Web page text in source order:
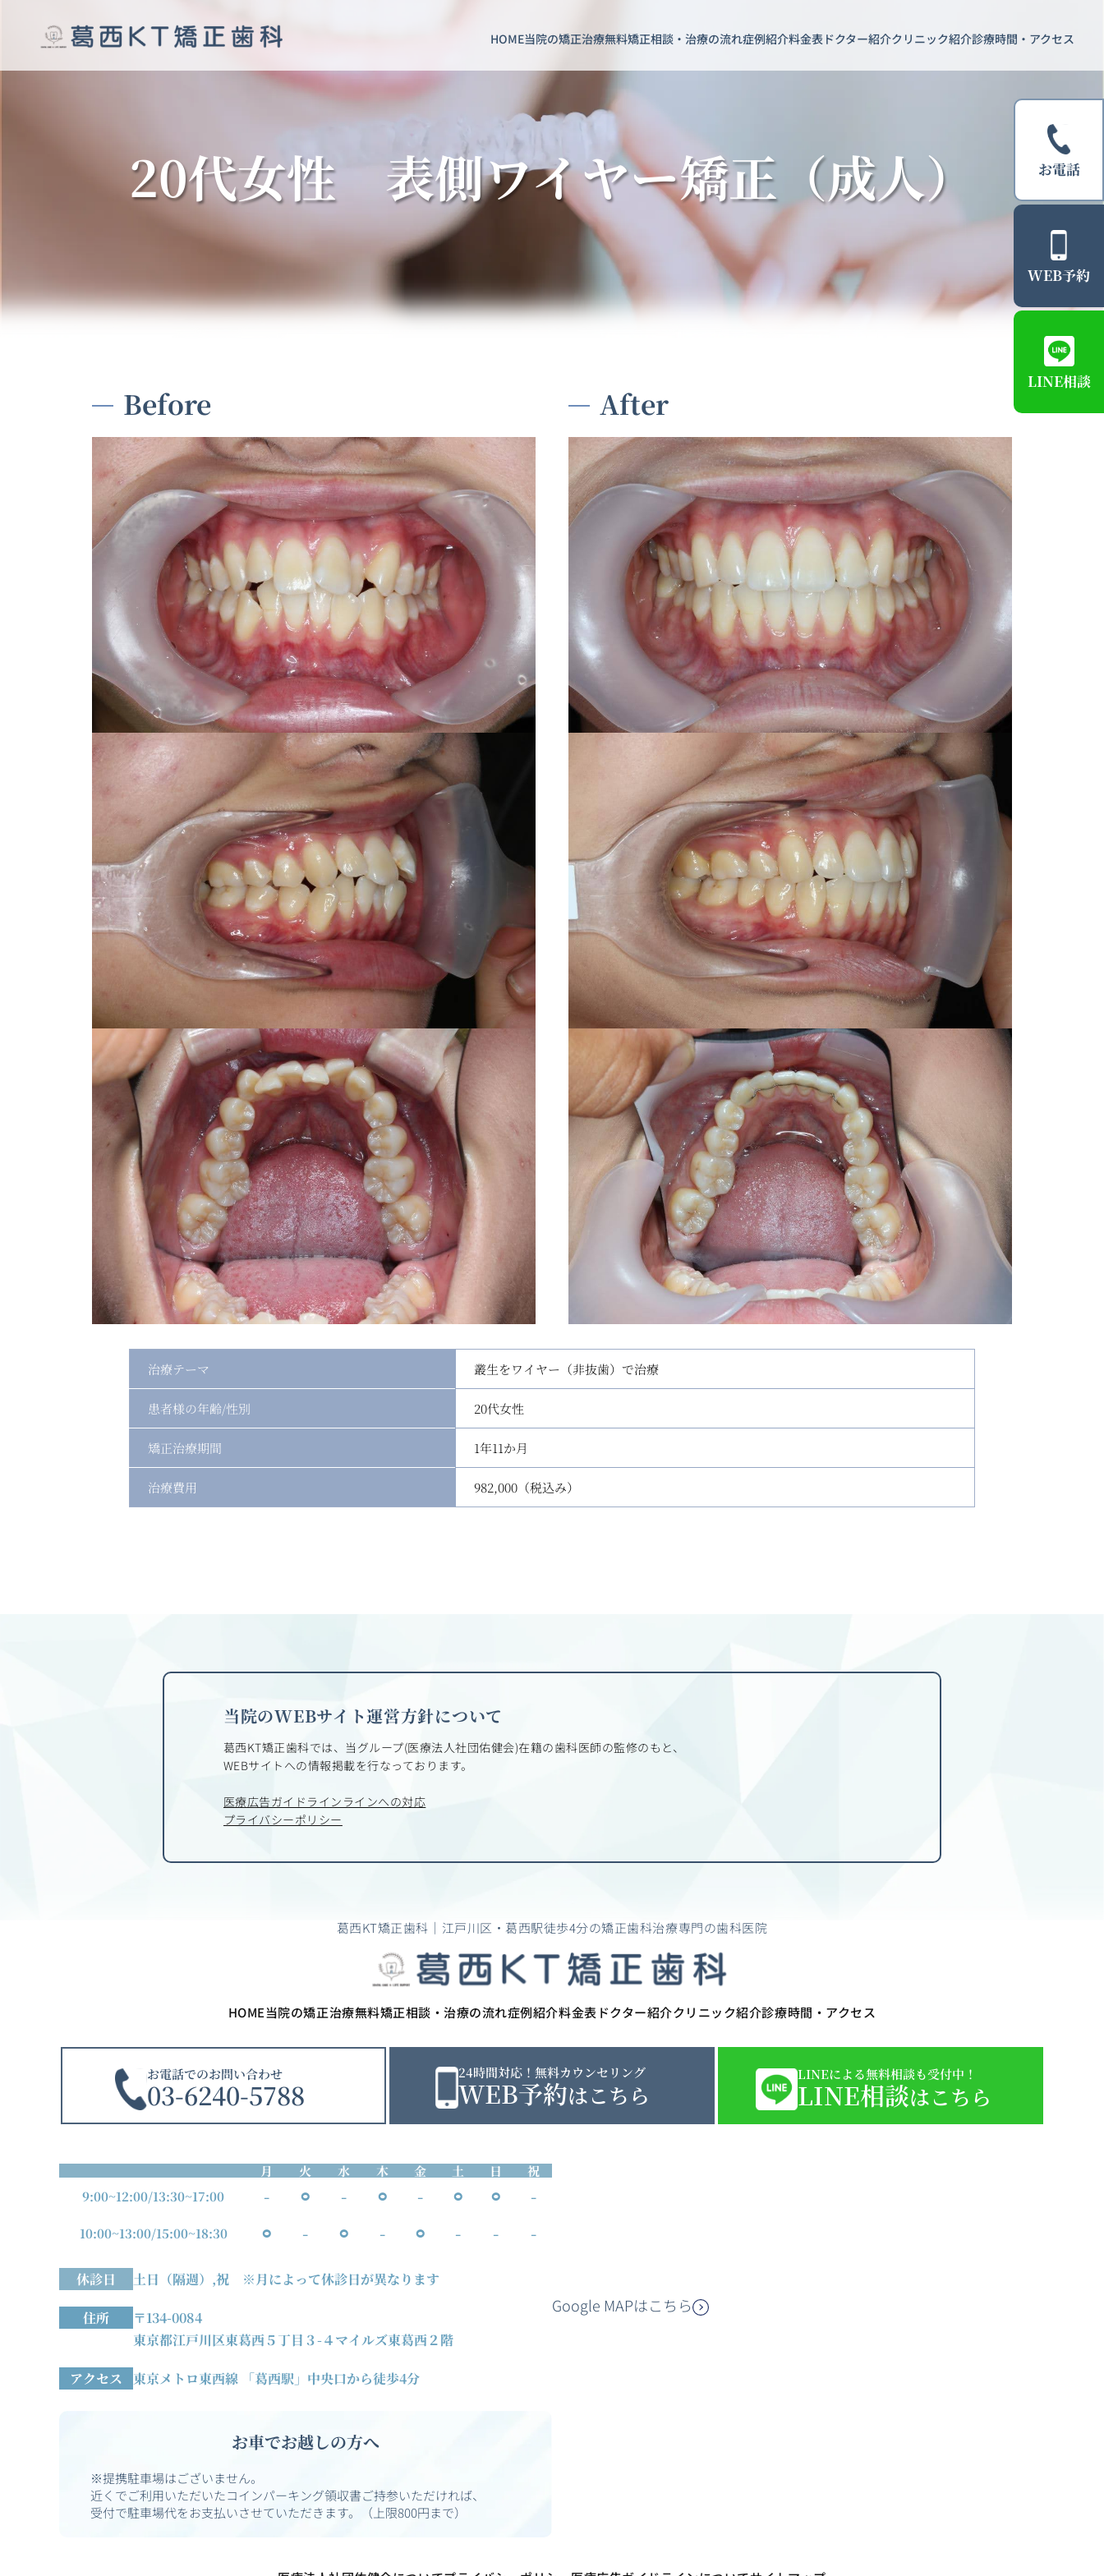
HOME当院の矯正治療無料矯正相談・治療の流れ症例紹介料金表 ドクター紹介クリニック紹介診療時間・アクセス
20代女性 表側ワイヤー矯正（成人）
Before After
治療テーマ 叢生をワイヤー（非抜歯）で治療
患者様の年齢/性別 20代女性
矯正治療期間 1年11か月
治療費用 982,000（税込み）
当院のWEBサイト運営方針について
葛西KT矯正歯科では、当グループ(医療法人社団佑健会)在籍の歯科医師の監修のもと、
WEBサイトへの情報掲載を行なっております。
医療広告ガイドラインラインへの対応
プライバシーポリシー
葛西KT矯正歯科｜江戸川区・葛西駅徒歩4分の矯正歯科治療専門の歯科医院
HOME当院の矯正治療無料矯正相談・治療の流れ症例紹介料金表 ドクター紹介クリニック紹介診療時間・アクセス
お電話でのお問い合わせ
03-6240-5788
24時間対応！無料カウンセリング
WEB予約はこちら
LINEによる無料相談も受付中！
LINE相談はこちら
月 火 水 木 金 土 日
祝
9:00~12:00/13:30~17:00 - ⚪︎ - ⚪︎ - ⚪︎ ⚪︎ -
10:00~13:00/15:00~18:30 ⚪︎ - ⚪︎ - ⚪︎ - - -
休診日 土日（隔週）,祝 ※月によって休診日が異なります
住所
〒134-0084
東京都江戸川区東葛西５丁目３-４マイルズ東葛西２階
アクセス 東京メトロ東西線 「葛西駅」中央口から徒歩4分
お車でお越しの方へ
※提携駐車場はございません。
近くでご利用いただいたコインパーキング領収書ご持参いただければ、
受付で駐車場代をお支払いさせていただきます。（上限800円まで）
Google MAPはこちら
お電話
WEB予約
LINE相談